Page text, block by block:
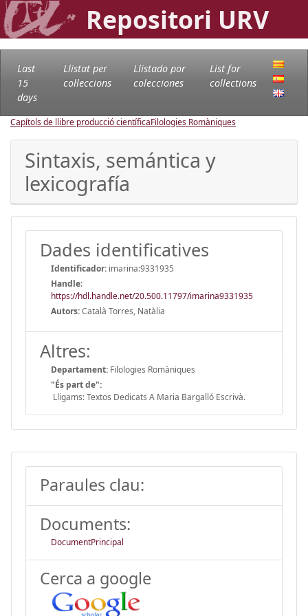
Repositori URV
Last
15
days
Llistat per
col·leccions
Llistado por
colecciones
List for
collections
Capítols de llibre producció científicaFilologies Romàniques
Sintaxis, semántica y
lexicografía
Dades identificatives
Identificador: imarina:9331935
Handle:
https://hdl.handle.net/20.500.11797/imarina9331935
Autors:Català Torres, Natàlia
Altres:
Departament: Filologies Romàniques
"És part de":
Lligams: Textos Dedicats A Maria Bargalló Escrivà.
Paraules clau:
Documents:
DocumentPrincipal
Cerca a google